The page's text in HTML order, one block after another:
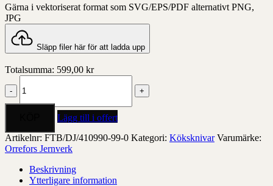
Gärna i vektoriserat format som SVG/EPS/PDF alternativt PNG,
JPG
Släpp filer här för att ladda upp
Totalsumma: 599,00 kr
pack
Svarta
mängd
Lägg till i offert
Artikelnr: FTB/DJ/410990-99-0 Kategori: Köksknivar Varumärke:
Orrefors Jernverk
Beskrivning
Ytterligare information